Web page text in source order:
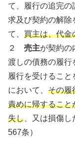
て、履行の追完
求及び契約の解除
て、 買主は、代金
２ 売主が契約の
渡しの債務の履行
履行を受けるこ
において、 その履
責めに帰すること
失し 、又は損傷し
567条）